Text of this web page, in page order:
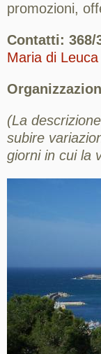
promozioni,
Contatti: 368/
Maria di
(La
subire
giorni in cui la